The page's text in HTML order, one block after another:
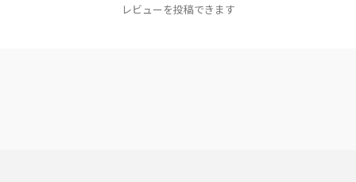
レビューを投稿できます